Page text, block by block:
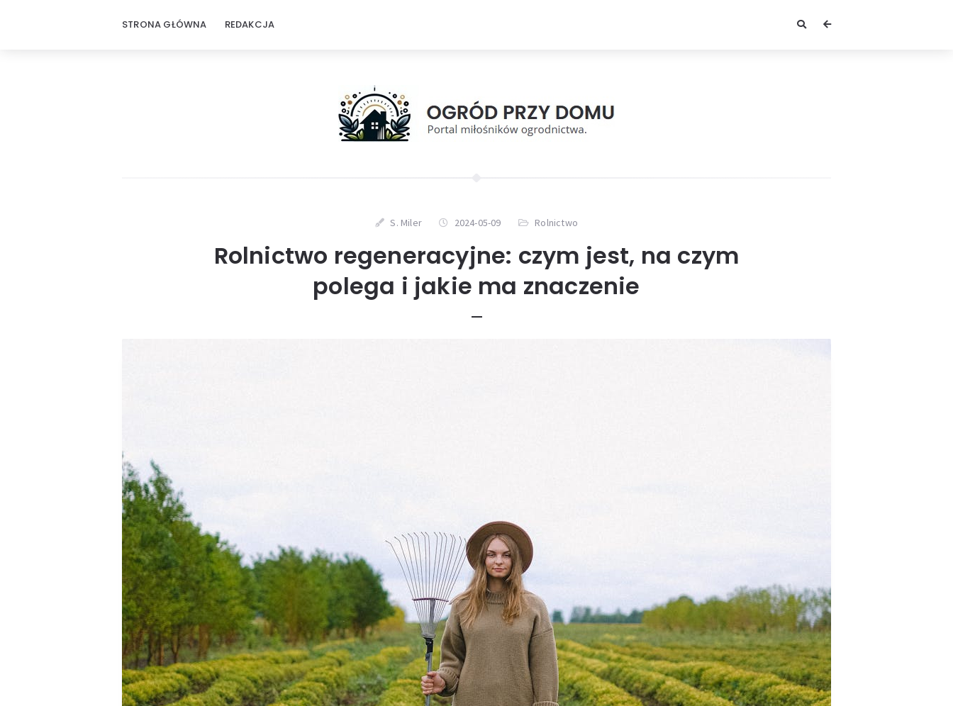
STRONA GŁÓWNA REDAKCJA
S. Miler 2024-05-09 Rolnictwo
Rolnictwo regeneracyjne: czym jest, na czym
polega i jakie ma znaczenie